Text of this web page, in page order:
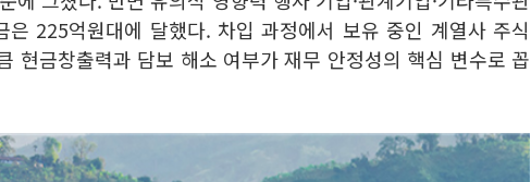
은 225억원대에 달했다. 차입 과정에서 보유 중인 계열사 주식
현금창출력과 담보 해소 여부가 재무 안정성의 핵심 변수로 꼽